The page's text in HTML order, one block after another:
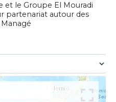
et le Groupe El Mouradi
partenariat autour des